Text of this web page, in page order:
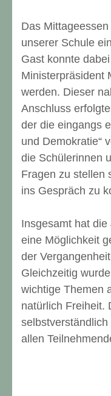
Das
unserer Schule
Gast konnte
Ministerpräsident
werden. Dieser
Anschluss
der die eingangs
und Demokratie“
die Schülerinnen
Fragen zu stellen
ins Gespräch zu
Insgesamt hat
eine Möglichkeit
der
Gleichzeitig
wichtige Themen
natürlich Freiheit.
allen